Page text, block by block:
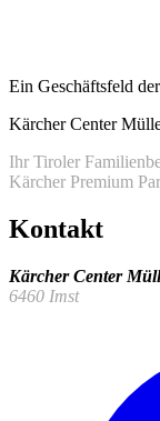
Ein Geschäftsfeld
Kärcher Center
Ihr Tiroler
Kärcher Premium
Kontakt
Kärcher Center
6460 Imst